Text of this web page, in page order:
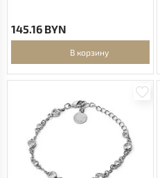
145.16 BYN
В корзину